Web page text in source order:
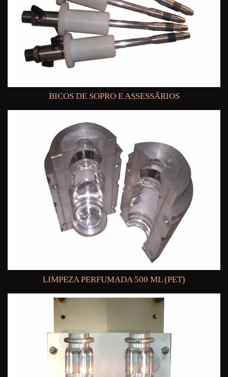
BICOS DE SOPRO E ASSESSÃRIOS
LIMPEZA PERFUMADA 500 ML (PET)